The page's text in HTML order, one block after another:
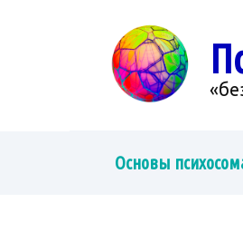
Основы